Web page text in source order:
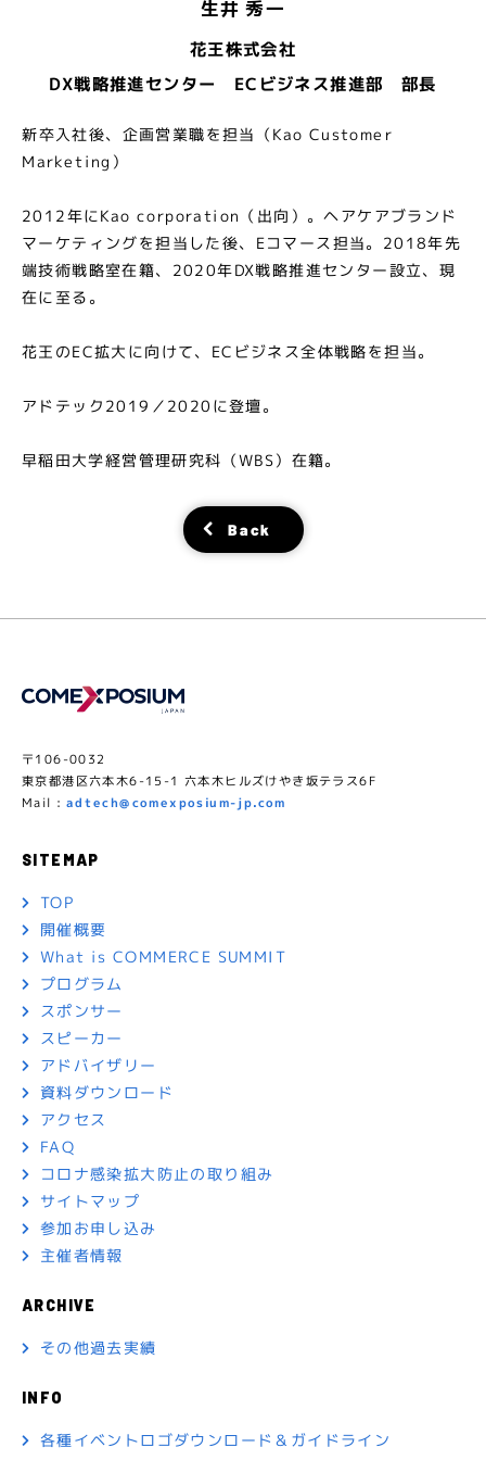
生井 秀一
花王株式会社
DX戦略推進センター ECビジネス推進部 部長
新卒入社後、企画営業職を担当（Kao Customer
Marketing）
2012年にKao corporation（出向）。ヘアケアブランド
マーケティングを担当した後、Eコマース担当。2018年先
端技術戦略室在籍、2020年DX戦略推進センター設立、現
在に至る。
花王のEC拡大に向けて、ECビジネス全体戦略を担当。
アドテック2019／2020に登壇。
早稲田大学経営管理研究科（WBS）在籍。
Back
〒106-0032
東京都港区六本木6-15-1 六本木ヒルズけやき坂テラス6F
Mail : adtech@comexposium-jp.com
SITEMAP
TOP
開催概要
What is COMMERCE SUMMIT
プログラム
スポンサー
スピーカー
アドバイザリー
資料ダウンロード
アクセス
FAQ
コロナ感染拡大防止の取り組み
サイトマップ
参加お申し込み
主催者情報
ARCHIVE
その他過去実績
INFO
各種イベントロゴダウンロード＆ガイドライン